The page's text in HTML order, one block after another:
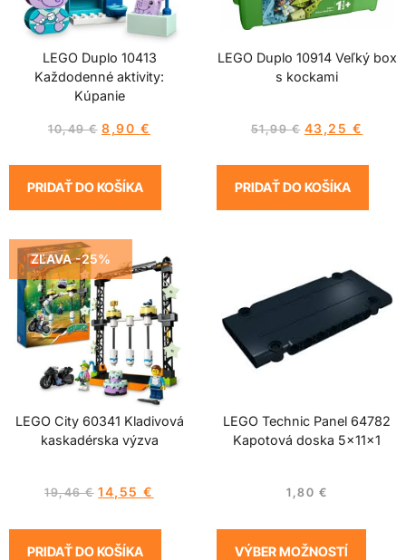
LEGO Duplo 10413
Každodenné aktivity:
Kúpanie
10,49€ 8,90 €
PRIDAŤ DO KOŠÍKA
LEGO Duplo 10914 Veľký box
s kockami
51,99€ 43,25 €
PRIDAŤ DO KOŠÍKA
ZĽAVA -25%
LEGO City 60341 Kladivová
kaskadérska výzva
19,46€ 14,55€
PRIDAŤ DO KOŠÍKA
LEGO Technic Panel 64782
Kapotová doska 5x11x1
1,80 €
VÝBER MOŽNOSTÍ